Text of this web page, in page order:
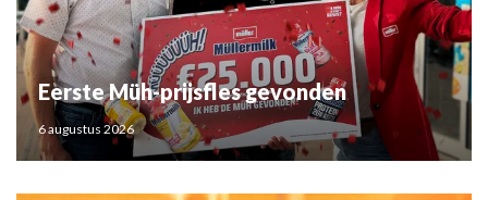
Eerste Müh-prijsfles gevonden
6 augustus 2026